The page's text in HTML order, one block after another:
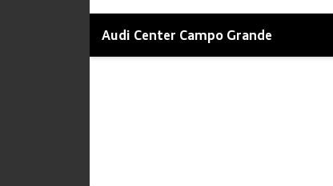
Audi Center Campo Grande